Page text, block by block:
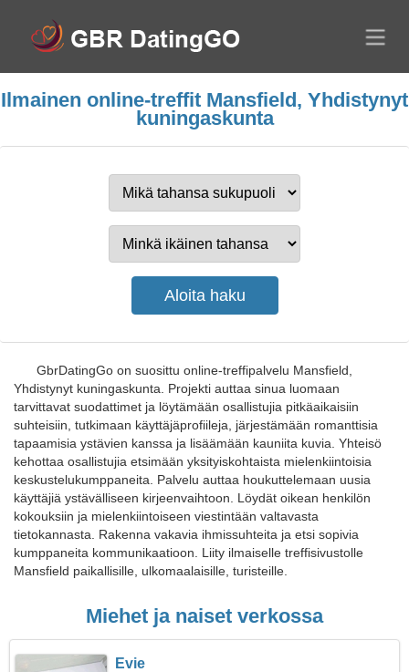
Ilmainen online-treffit Mansfield, Yhdistynyt
kuningaskunta
GbrDatingGo on suosittu online-treffipalvelu Mansfield,
Yhdistynyt kuningaskunta. Projekti auttaa sinua luomaan
tarvittavat suodattimet ja löytämään osallistujia pitkäaikaisiin
suhteisiin, tutkimaan käyttäjäprofiileja, järjestämään romanttisia
tapaamisia ystävien kanssa ja lisäämään kauniita kuvia. Yhteisö
kehottaa osallistujia etsimään yksityiskohtaista mielenkiintoisia
keskustelukumppaneita. Palvelu auttaa houkuttelemaan uusia
käyttäjiä ystävälliseen kirjeenvaihtoon. Löydät oikean henkilön
kokouksiin ja mielenkiintoiseen viestintään valtavasta
tietokannasta. Rakenna vakavia ihmissuhteita ja etsi sopivia
kumppaneita kommunikaatioon. Liity ilmaiselle treffisivustolle
Mansfield paikallisille, ulkomaalaisille, turisteille.
Miehet ja naiset verkossa
Evie